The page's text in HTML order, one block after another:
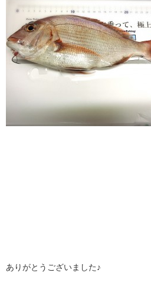
ありがとうございました♪